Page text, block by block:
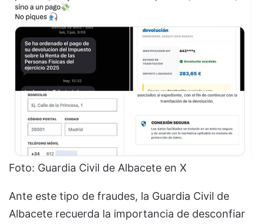
Foto: Guardia Civil de Albacete en X
Ante este tipo de fraudes, la Guardia Civil de
Albacete recuerda la importancia de desconfiar